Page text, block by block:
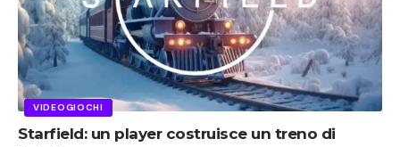
VIDEOGIOCHI
Starfield: un player costruisce un treno di